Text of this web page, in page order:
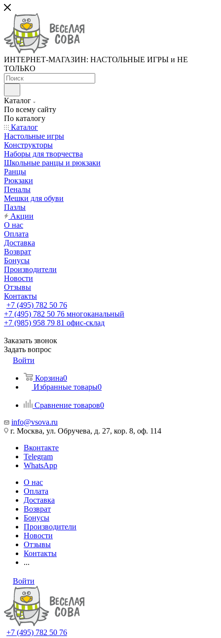
ИНТЕРНЕТ-МАГАЗИН: НАСТОЛЬНЫЕ ИГРЫ и НЕ
ТОЛЬКО
Каталог
По всему сайту
По каталогу
Каталог
Настольные игры
Конструкторы
Наборы для творчества
Школьные ранцы и рюкзаки
Ранцы
Рюкзаки
Пеналы
Мешки для обуви
Пазлы
Акции
О нас
Оплата
Доставка
Возврат
Бонусы
Производители
Новости
Отзывы
Контакты
+7 (495) 782 50 76
+7 (495) 782 50 76 многоканальный
+7 (985) 958 79 81 офис-склад
Заказать звонок
Задать вопрос
Войти
Корзина0
Избранные товары0
Сравнение товаров0
info@vsova.ru
г. Москва, ул. Обручева, д. 27, кор. 8, оф. 114
Вконтакте
Telegram
WhatsApp
О нас
Оплата
Доставка
Возврат
Бонусы
Производители
Новости
Отзывы
Контакты
...
Войти
+7 (495) 782 50 76